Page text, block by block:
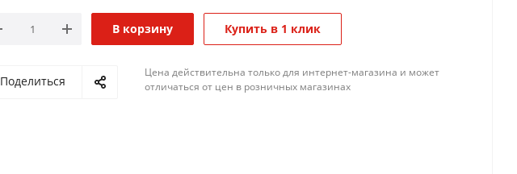
В корзину Купить в 1 клик
Поделиться
Цена действительна только для интернет-магазина и может
отличаться от цен в розничных магазинах